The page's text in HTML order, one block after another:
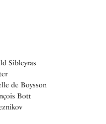
Sibleyras
de Boysson
Bott